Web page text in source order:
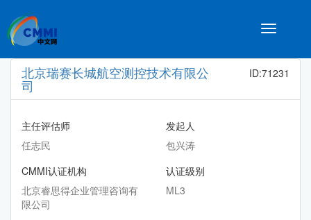
Toggle
北京瑞赛长城航空测控技术有限公
司
ID:71231
主任评估师
任志民
发起人
包兴涛
CMMI认证机构
北京睿思得企业管理咨询有
限公司
认证级别
ML3